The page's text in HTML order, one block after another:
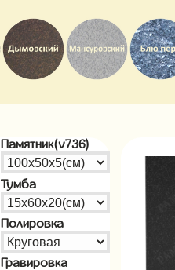
Памятник(v736)
Тумба
Полировка
Гравировка